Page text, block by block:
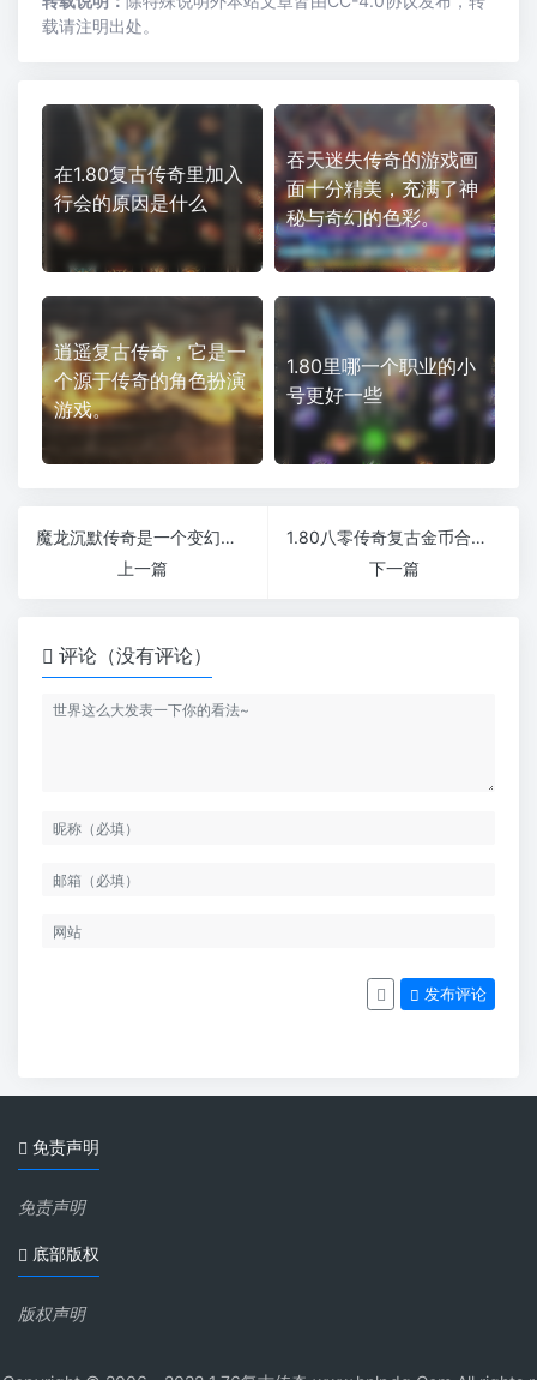
载请注明出处。
在1.80复古传奇里加入
行会的原因是什么
吞天迷失传奇的游戏画
面十分精美，充满了神
秘与奇幻的色彩。
逍遥复古传奇，它是一
个源于传奇的角色扮演
游戏。
1.80里哪一个职业的小
号更好一些
魔龙沉默传奇是一个变幻莫测、无限想象的神奇世界。
上一篇
1.80八零传奇复古金币合击上线赠送刀刀切割
下一篇
评论（没有评论）
发布评论
免责声明
免责声明
底部版权
版权声明